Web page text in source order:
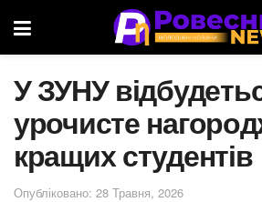
У ЗУНУ
урочисте
кращих студентів
Опубліковано: 28 Травня, 2026